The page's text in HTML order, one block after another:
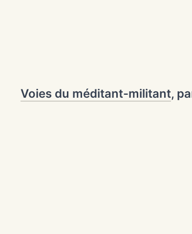
Voies du méditant-militant,